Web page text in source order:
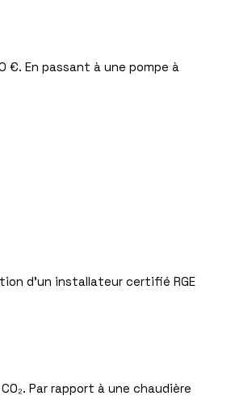
€. En passant à une pompe à
d’un installateur certifié RGE
Par rapport à une chaudière